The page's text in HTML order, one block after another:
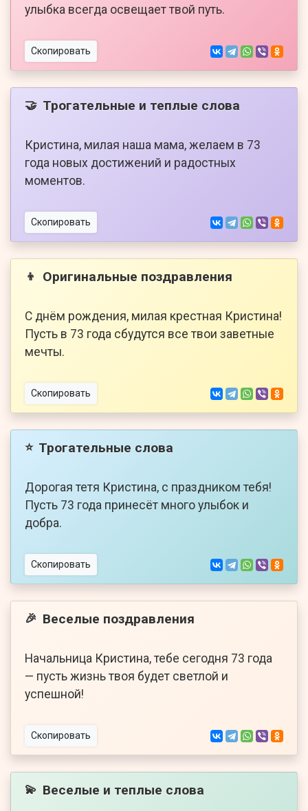
улыбка всегда освещает твой путь.
Скопировать
🤝 Трогательные и теплые слова
Кристина, милая наша мама, желаем в 73
года новых достижений и радостных
моментов.
Скопировать
👦 Оригинальные поздравления
С днём рождения, милая крестная Кристина!
Пусть в 73 года сбудутся все твои заветные
мечты.
Скопировать
⭐ Трогательные слова
Дорогая тетя Кристина, с праздником тебя!
Пусть 73 года принесёт много улыбок и
добра.
Скопировать
🎉 Веселые поздравления
Начальница Кристина, тебе сегодня 73 года
— пусть жизнь твоя будет светлой и
успешной!
Скопировать
💫 Веселые и теплые слова